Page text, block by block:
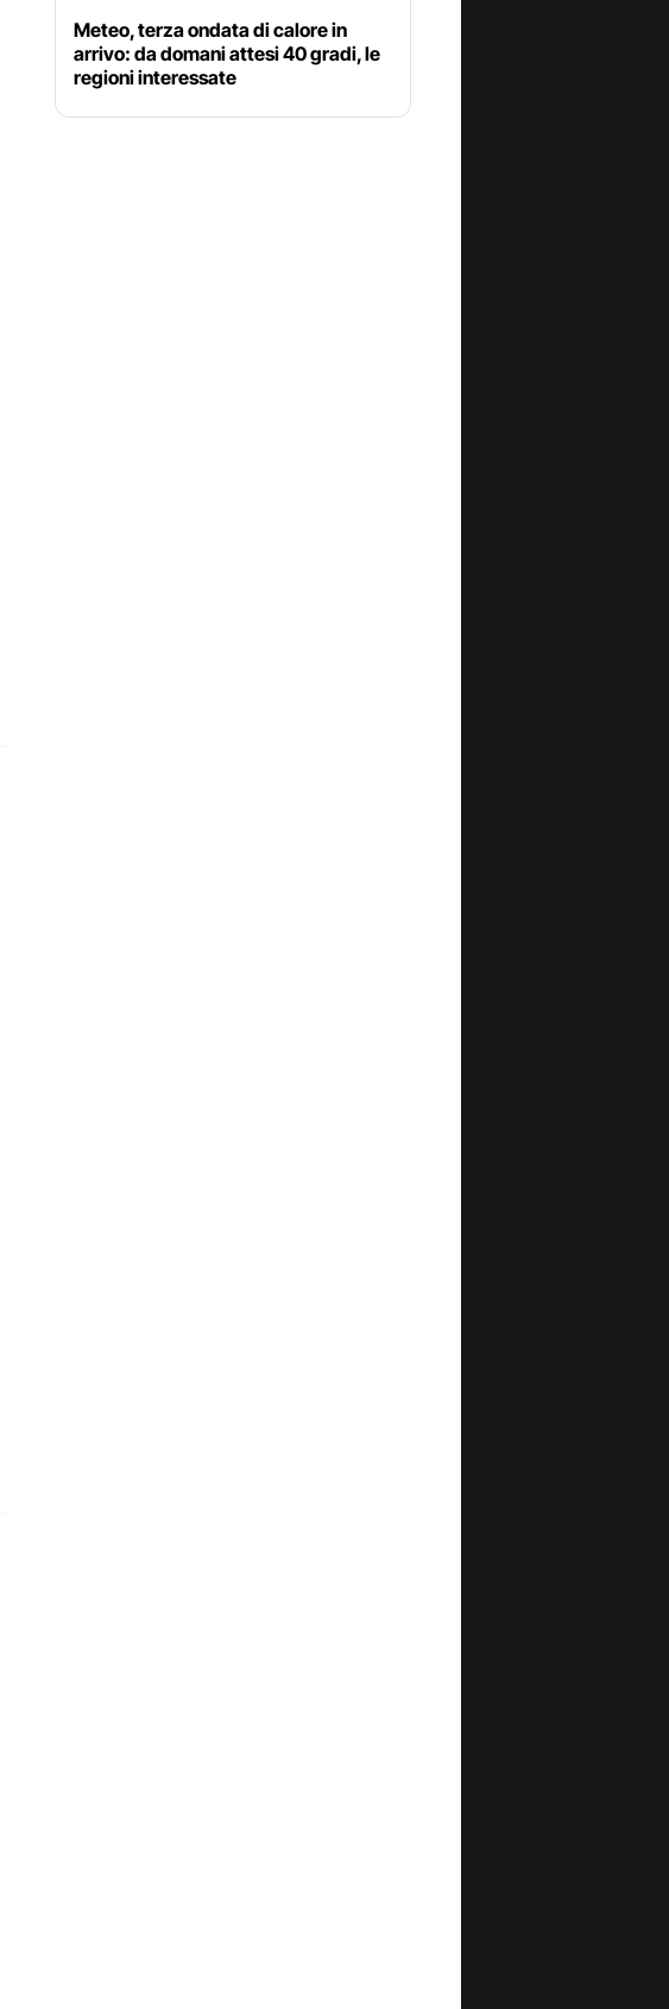
Meteo, terza ondata di calore in
arrivo: da domani attesi 40 gradi, le
regioni interessate